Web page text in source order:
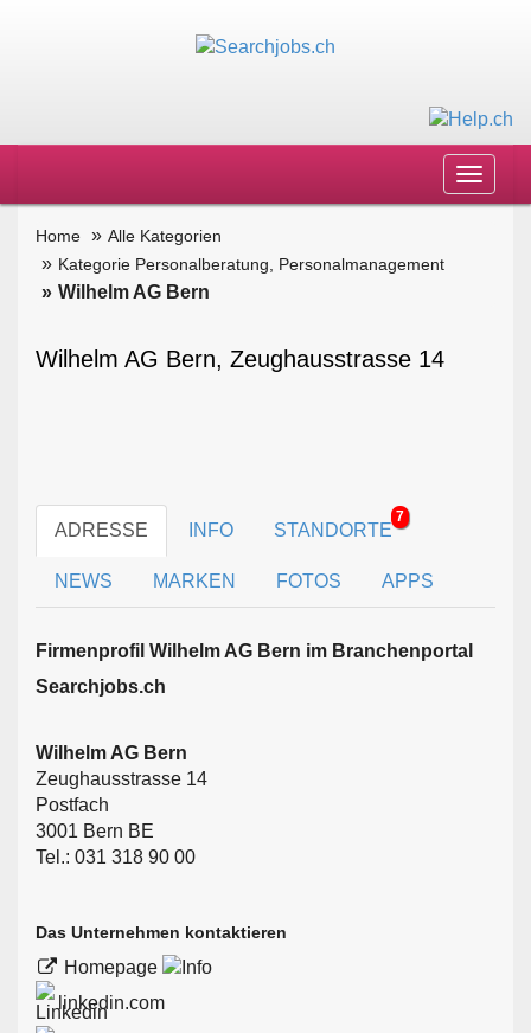
Toggle
Home
Alle Kategorien
Kategorie Personalberatung, Personalmanagement
Wilhelm AG Bern
Wilhelm AG Bern, Zeughausstrasse 14
ADRESSE INFO STANDORTE
7
NEWS MARKEN FOTOS APPS
Firmen­profil Wilhelm AG Bern im Branchen­portal
Searchjobs.ch
Wilhelm AG Bern
Zeughausstrasse 14
Postfach
3001 Bern BE
Tel.: 031 318 90 00
Das Unternehmen kontaktieren
Homepage
linkedin.com